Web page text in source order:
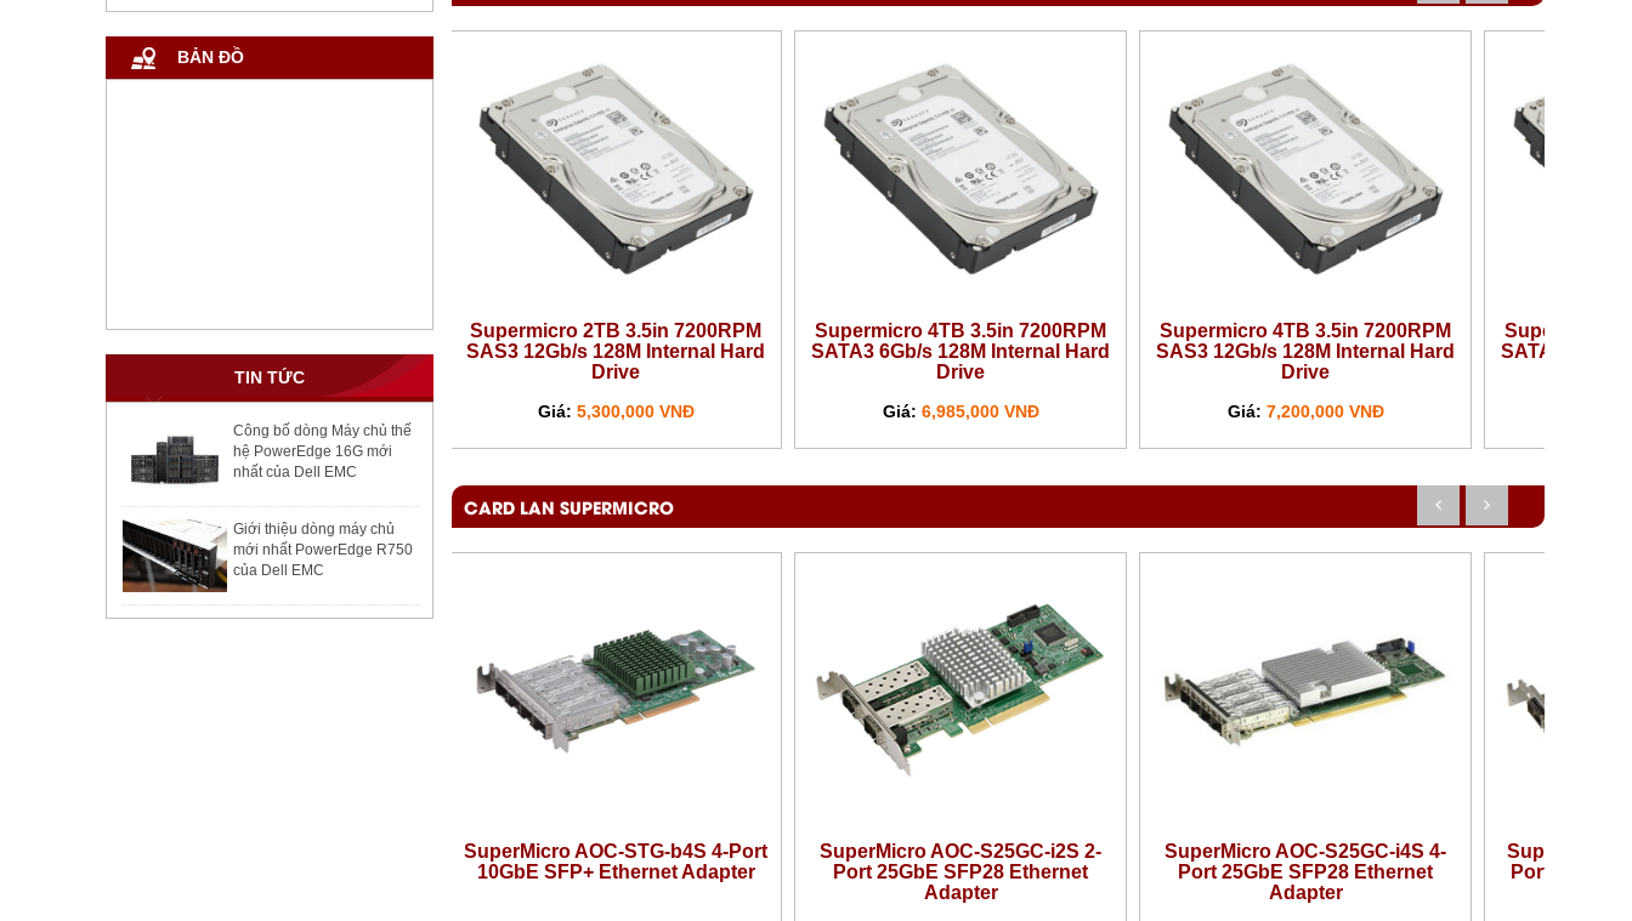
BẢN ĐỒ
TIN TỨC
Công bố dòng Máy chủ thế
hệ PowerEdge 16G mới
nhất của Dell EMC
Giới thiệu dòng máy chủ
mới nhất PowerEdge R750
của Dell EMC
Supermicro 2TB 3.5in 7200RPM
SATA3 6Gb/s 128M Internal Hard
Drive
Supermicro 2TB 3.5in 7200RPM
SAS3 12Gb/s 128M Internal Hard
Drive
Giá: 5,300,000 VNĐ
Supermicro 4TB 3.5in 7200RPM
SATA3 6Gb/s 128M Internal Hard
Drive
Giá: 6,985,000 VNĐ
Supermicro 4TB 3.5in 7200RPM
SAS3 12Gb/s 128M Internal Hard
Drive
Giá: 7,200,000 VNĐ
Supermicro
SATA3 6Gb/s
CARD LAN SUPERMICRO
SuperMicro AOC-STG-b4S 4-Port
10GbE SFP+ Ethernet Adapter
SuperMicro AOC-S25GC-i2S 2-
Port 25GbE SFP28 Ethernet
Adapter
SuperMicro AOC-S25GC-i4S 4-
Port 25GbE SFP28 Ethernet
Adapter
SuperMicro
Port